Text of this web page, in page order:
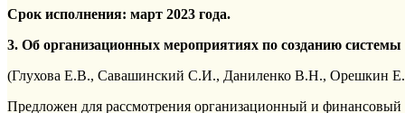
Срок исполнения: март 2023 года.
3. Об организационных мероприятиях по созданию
(Глухова Е.В., Савашинский С.И., Даниленко В.Н., Орешкин
Предложен для рассмотрения организационный и финансовый